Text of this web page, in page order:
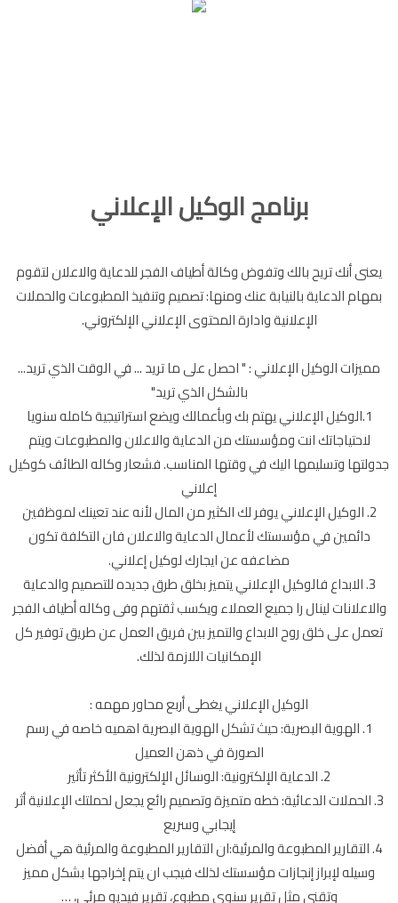
برنامج الوكيل الإعلاني
يعنى أنك تريح بالك وتفوض وكالة أطياف الفجر للدعاية والاعلان لتقوم
بمهام الدعاية بالنيابة عنك ومنها: تصميم وتنفيذ المطبوعات والحملات
الإعلانية وادارة المحتوى الإعلاني الإلكتروني.
مميزات الوكيل الإعلاني : " احصل على ما تريد ... في الوقت الذي تريد...
بالشكل الذي تريد"
1.الوكيل الإعلاني يهتم بك وبأعمالك ويضع استراتيجية كامله سنويا
لاحتياجاتك انت ومؤسستك من الدعاية والاعلان والمطبوعات ويتم
جدولتها وتسليمها اليك في وقتها المناسب. فشعار وكاله الطائف كوكيل
إعلاني
2. الوكيل الإعلاني يوفر لك الكثير من المال لأنه عند تعينك لموظفين
دائمين في مؤسستك لأعمال الدعاية والاعلان فان التكلفة تكون
مضاعفه عن ايجارك لوكيل إعلاني.
3. الابداع فالوكيل الإعلاني يتميز بخلق طرق جديده للتصميم والدعاية
والاعلانات لينال را جميع العملاء ويكسب ثقتهم وفى وكاله أطياف الفجر
تعمل على خلق روح الابداع والتميز بين فريق العمل عن طريق توفير كل
الإمكانيات اللازمة لذلك.
الوكيل الإعلاني يغطى أربع محاور مهمه :
1. الهوية البصرية: حيث تشكل الهوية البصرية اهميه خاصه في رسم
الصورة في ذهن العميل
2. الدعاية الإلكترونية: الوسائل الإلكترونية الأكثر تأثير
3. الحملات الدعائية: خطه متميزة وتصميم رائع يجعل لحملتك الإعلانية أثر
إيجابي وسريع
4. التقارير المطبوعة والمرئية:ان التقارير المطبوعة والمرئية هي أفضل
وسيله لإبراز إنجازات مؤسستك لذلك فيجب ان يتم إخراجها بشكل مميز
وتقني مثل تقرير سنوي مطبوع، تقرير فيديو مرئي، …